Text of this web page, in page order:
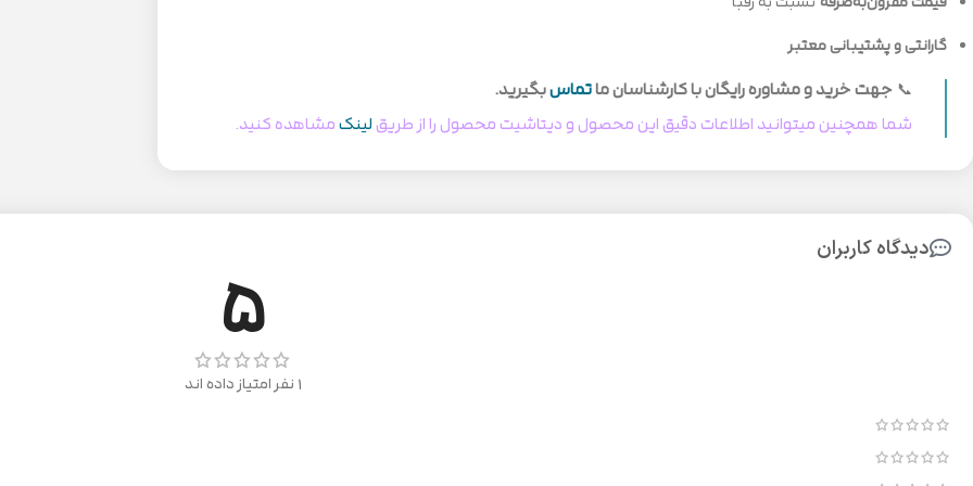
گارانتی و پشتیبانی معتبر
📞 جهت خرید و مشاوره رایگان با کارشناسان ماتماسبگیرید.
شما همچنین میتوانید اطلاعات دقیق این محصول و دیتاشیت محصول را از طریقلینکمشاهده کنید.
دیدگاه کاربران 5
1 نفر امتیاز داده اند